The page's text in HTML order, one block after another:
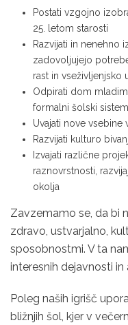
Postati vzgojno
25. letom starosti
Razvijati in nenehno
zadovoljujejo
rast in vseživljenjsko
Odpirati dom
formalni šolski sistem
Uvajati nove vsebine
Razvijati kulturo
Izvajati različne
raznovrstnosti,
okolja
Zavzemamo se, da bi
zdravo, ustvarjalno,
sposobnostmi. V ta
interesnih dejavnosti in
Poleg naših igrišč
bližnjih šol, kjer v